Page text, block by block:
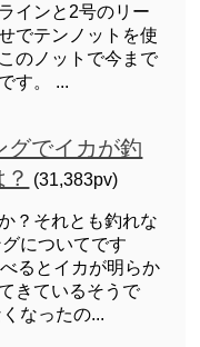
インと2号のリー
でテンノットを使
のノットで今まで
す。 ...
グでイカが釣
(31,383pv)
？それとも釣れな
についてです
るとイカが明らか
きているそうで
なったの...